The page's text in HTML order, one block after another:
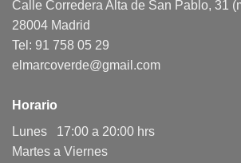
Calle Corredera Alta de San Pablo, 31
28004 Madrid
Tel: 91 758 05 29
elmarcoverde@gmail.com
Horario
Lunes 17:00 a 20:00 hrs
Martes a Viernes